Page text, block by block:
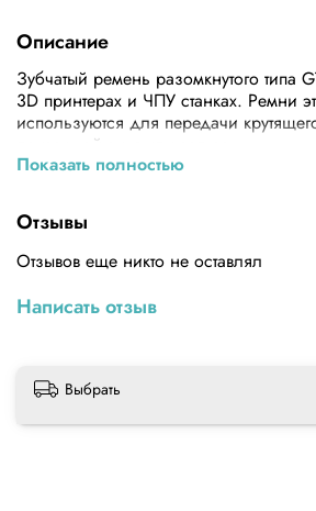
Описание
Зубчатый ремень разомкнутого типа
3D принтерах и ЧПУ станках. Ремни
используются для передачи
приводной винт или вал со
GT2Расстояние между зубьями -
стекловолокноПримечание: цена
покупке нескольких штук отрезаем
куском.
Показать полностью
Отзывы
Отзывов еще никто не оставлял
Написать отзыв
Выбрать